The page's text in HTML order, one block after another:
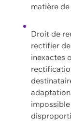
matière
Droit de
rectifier
inexactes